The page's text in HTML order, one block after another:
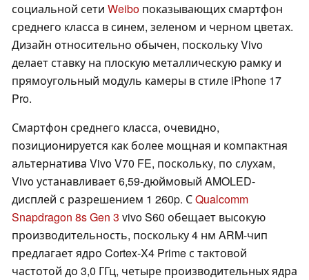
социальной сети Weibo показывающих смартфон
среднего класса в синем, зеленом и черном цветах.
Дизайн относительно обычен, поскольку Vivo
делает ставку на плоскую металлическую рамку и
прямоугольный модуль камеры в стиле iPhone 17
Pro.
Смартфон среднего класса, очевидно,
позиционируется как более мощная и компактная
альтернатива Vivo V70 FE, поскольку, по слухам,
Vivo устанавливает 6,59-дюймовый AMOLED-
дисплей с разрешением 1 260p. СQualcomm
Snapdragon 8s Gen 3 vivo S60 обещает высокую
производительность, поскольку 4 нм ARM-чип
предлагает ядро Cortex-X4 Prime с тактовой
частотой до 3,0 ГГц, четыре производительных ядра